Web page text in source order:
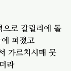
으로 갈릴리에 돌
퍼졌고
가르치시매 뭇
라